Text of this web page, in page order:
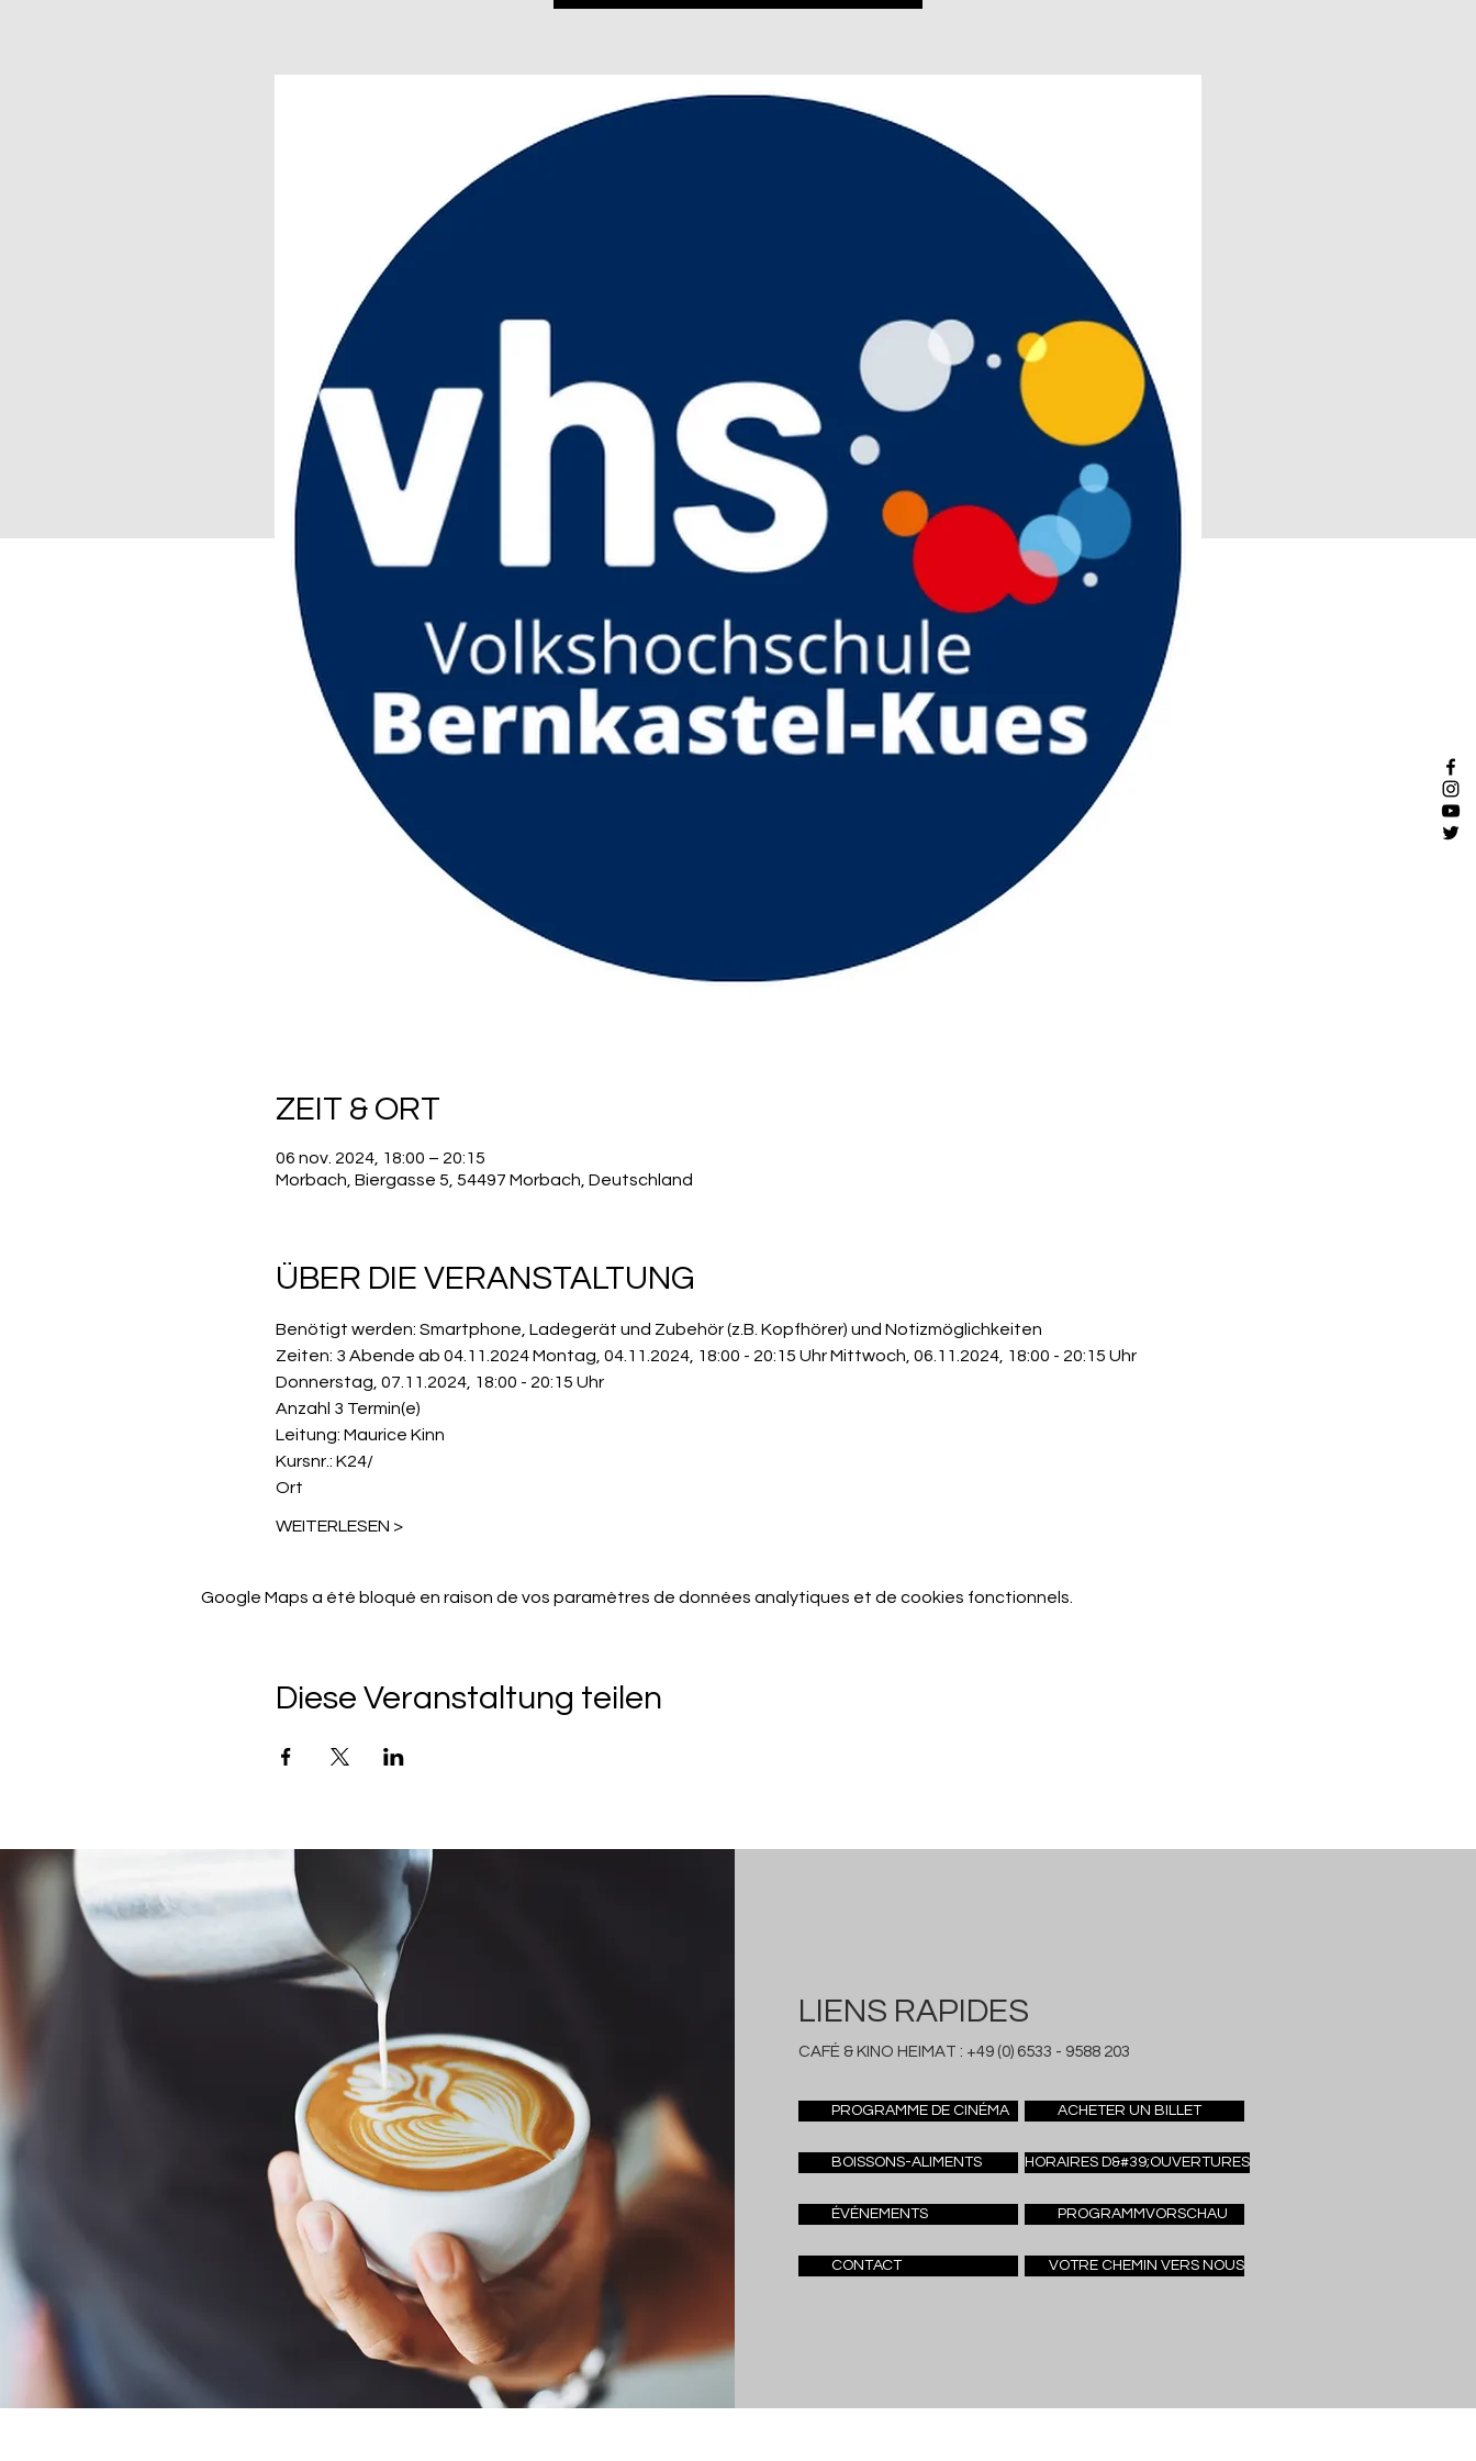
ZEIT & ORT
06 nov. 2024, 18:00 – 20:15
Morbach, Biergasse 5, 54497 Morbach, Deutschland
ÜBER DIE VERANSTALTUNG
Benötigt werden: Smartphone, Ladegerät und Zubehör (z.B. Kopfhörer) und Notizmöglichkeiten
Zeiten: 3 Abende ab 04.11.2024 Montag, 04.11.2024, 18:00 - 20:15 Uhr Mittwoch, 06.11.2024, 18:00 - 20:15 Uhr
Donnerstag, 07.11.2024, 18:00 - 20:15 Uhr
Anzahl 3 Termin(e)
Leitung: Maurice Kinn
Kursnr.: K24/
Ort
WEITERLESEN >
Google Maps a été bloqué en raison de vos paramètres de données analytiques et de cookies fonctionnels.
Diese Veranstaltung teilen
LIENS RAPIDES
CAFÉ & KINO HEIMAT : +49 (0) 6533 - 9588 203
PROGRAMME DE CINÉMA ACHETER UN BILLET
BOISSONS-ALIMENTS HORAIRES D&#39;OUVERTURES
ÉVÉNEMENTS PROGRAMMVORSCHAU
CONTACT VOTRE CHEMIN VERS NOUS